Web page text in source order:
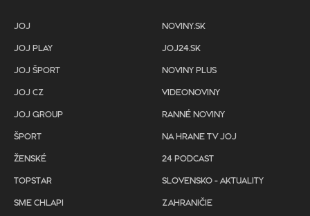
JOJ
JOJ PLAY
JOJ ŠPORT
JOJ CZ
JOJ GROUP
ŠPORT
ŽENSKÉ
TOPSTAR
SME CHLAPI
NOVINY.SK
JOJ24.SK
NOVINY PLUS
VIDEONOVINY
RANNÉ NOVINY
NA HRANE TV JOJ
24 PODCAST
SLOVENSKO - AKTUALITY
ZAHRANIČIE